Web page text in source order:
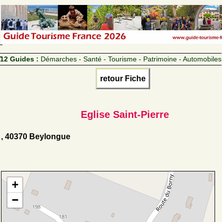
12 Guides : Démarches - Santé - Tourisme - Patrimoine - Automobiles
retour Fiche
Eglise Saint-Pierre
, 40370 Beylongue
+
−